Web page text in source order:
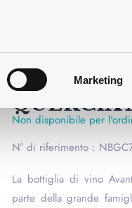
Marketing
QUERCIA
Non disponibile per
N° di riferimento :
La bottiglia di vino
parte della grande